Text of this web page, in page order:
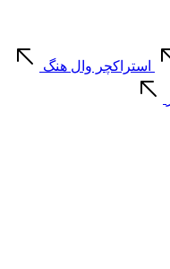
استراکچر وال هنگ